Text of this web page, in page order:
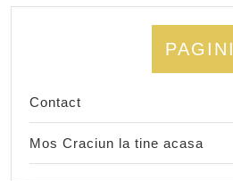
PAGINI
Contact
Mos Craciun la tine acasa